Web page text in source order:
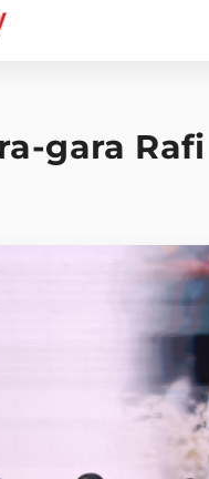
gara